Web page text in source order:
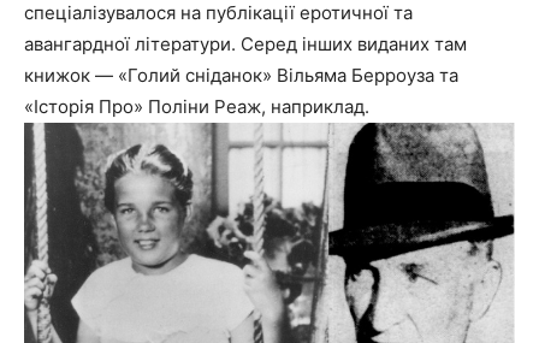
спеціалізувалося на публікації еротичної та
авангардної літератури. Серед інших виданих там
книжок — «Голий сніданок» Вільяма Берроуза та
«Історія Про» Поліни Реаж, наприклад.